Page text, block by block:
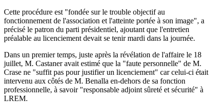
Cette procédure est "fondée sur le trouble objectif au
fonctionnement de l'association et l'atteinte portée à son image", a
précisé le patron du parti présidentiel, ajoutant que l'entretien
préalable au licenciement devait se tenir mardi dans la journée.
Dans un premier temps, juste après la révélation de l'affaire le 18
juillet, M. Castaner avait estimé que la "faute personnelle" de M.
Crase ne "suffit pas pour justifier un licenciement" car celui-ci était
intervenu aux côtés de M. Benalla en-dehors de sa fonction
professionnelle, à savoir "responsable adjoint sûreté et sécurité" à
LREM.